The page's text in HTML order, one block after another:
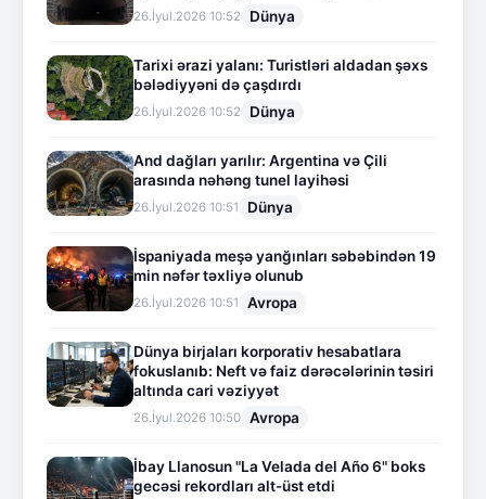
26.İyul.2026 10:52 Dünya
Tarixi ərazi yalanı: Turistləri aldadan şəxs
bələdiyyəni də çaşdırdı
26.İyul.2026 10:52 Dünya
And dağları yarılır: Argentina və Çili
arasında nəhəng tunel layihəsi
26.İyul.2026 10:51 Dünya
İspaniyada meşə yanğınları səbəbindən 19
min nəfər təxliyə olunub
26.İyul.2026 10:51 Avropa
Dünya birjaları korporativ hesabatlara
fokuslanıb: Neft və faiz dərəcələrinin təsiri
altında cari vəziyyət
26.İyul.2026 10:50 Avropa
İbay Llanosun "La Velada del Año 6" boks
gecəsi rekordları alt-üst etdi